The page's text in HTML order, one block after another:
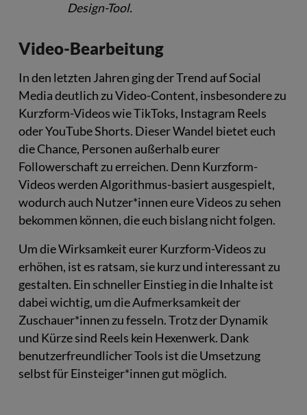
Design-Tool.
Video-Bearbeitung
In den letzten Jahren ging der Trend auf Social
Media deutlich zu Video-Content, insbesondere zu
Kurzform-Videos wie TikToks, Instagram Reels
oder YouTube Shorts. Dieser Wandel bietet euch
die Chance, Personen außerhalb eurer
Followerschaft zu erreichen. Denn Kurzform-
Videos werden Algorithmus-basiert ausgespielt,
wodurch auch Nutzer*innen eure Videos zu sehen
bekommen können, die euch bislang nicht folgen.
Um die Wirksamkeit eurer Kurzform-Videos zu
erhöhen, ist es ratsam, sie kurz und interessant zu
gestalten. Ein schneller Einstieg in die Inhalte ist
dabei wichtig, um die Aufmerksamkeit der
Zuschauer*innen zu fesseln. Trotz der Dynamik
und Kürze sind Reels kein Hexenwerk. Dank
benutzerfreundlicher Tools ist die Umsetzung
selbst für Einsteiger*innen gut möglich.